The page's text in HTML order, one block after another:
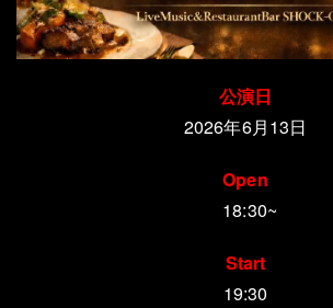
公演日
2026年6月13日
Open
18:30~
Start
19:30